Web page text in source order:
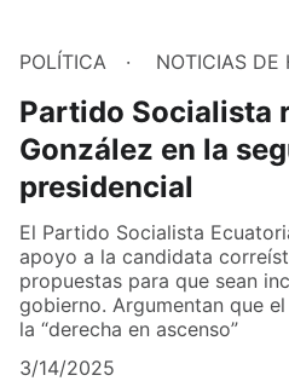
POLÍTICA NOTICIAS DE
Partido Socialista
González en la
presidencial
El Partido Socialista
apoyo a la candidata
propuestas para que sean
gobierno. Argumentan que
la “derecha en ascenso”
3/14/2025